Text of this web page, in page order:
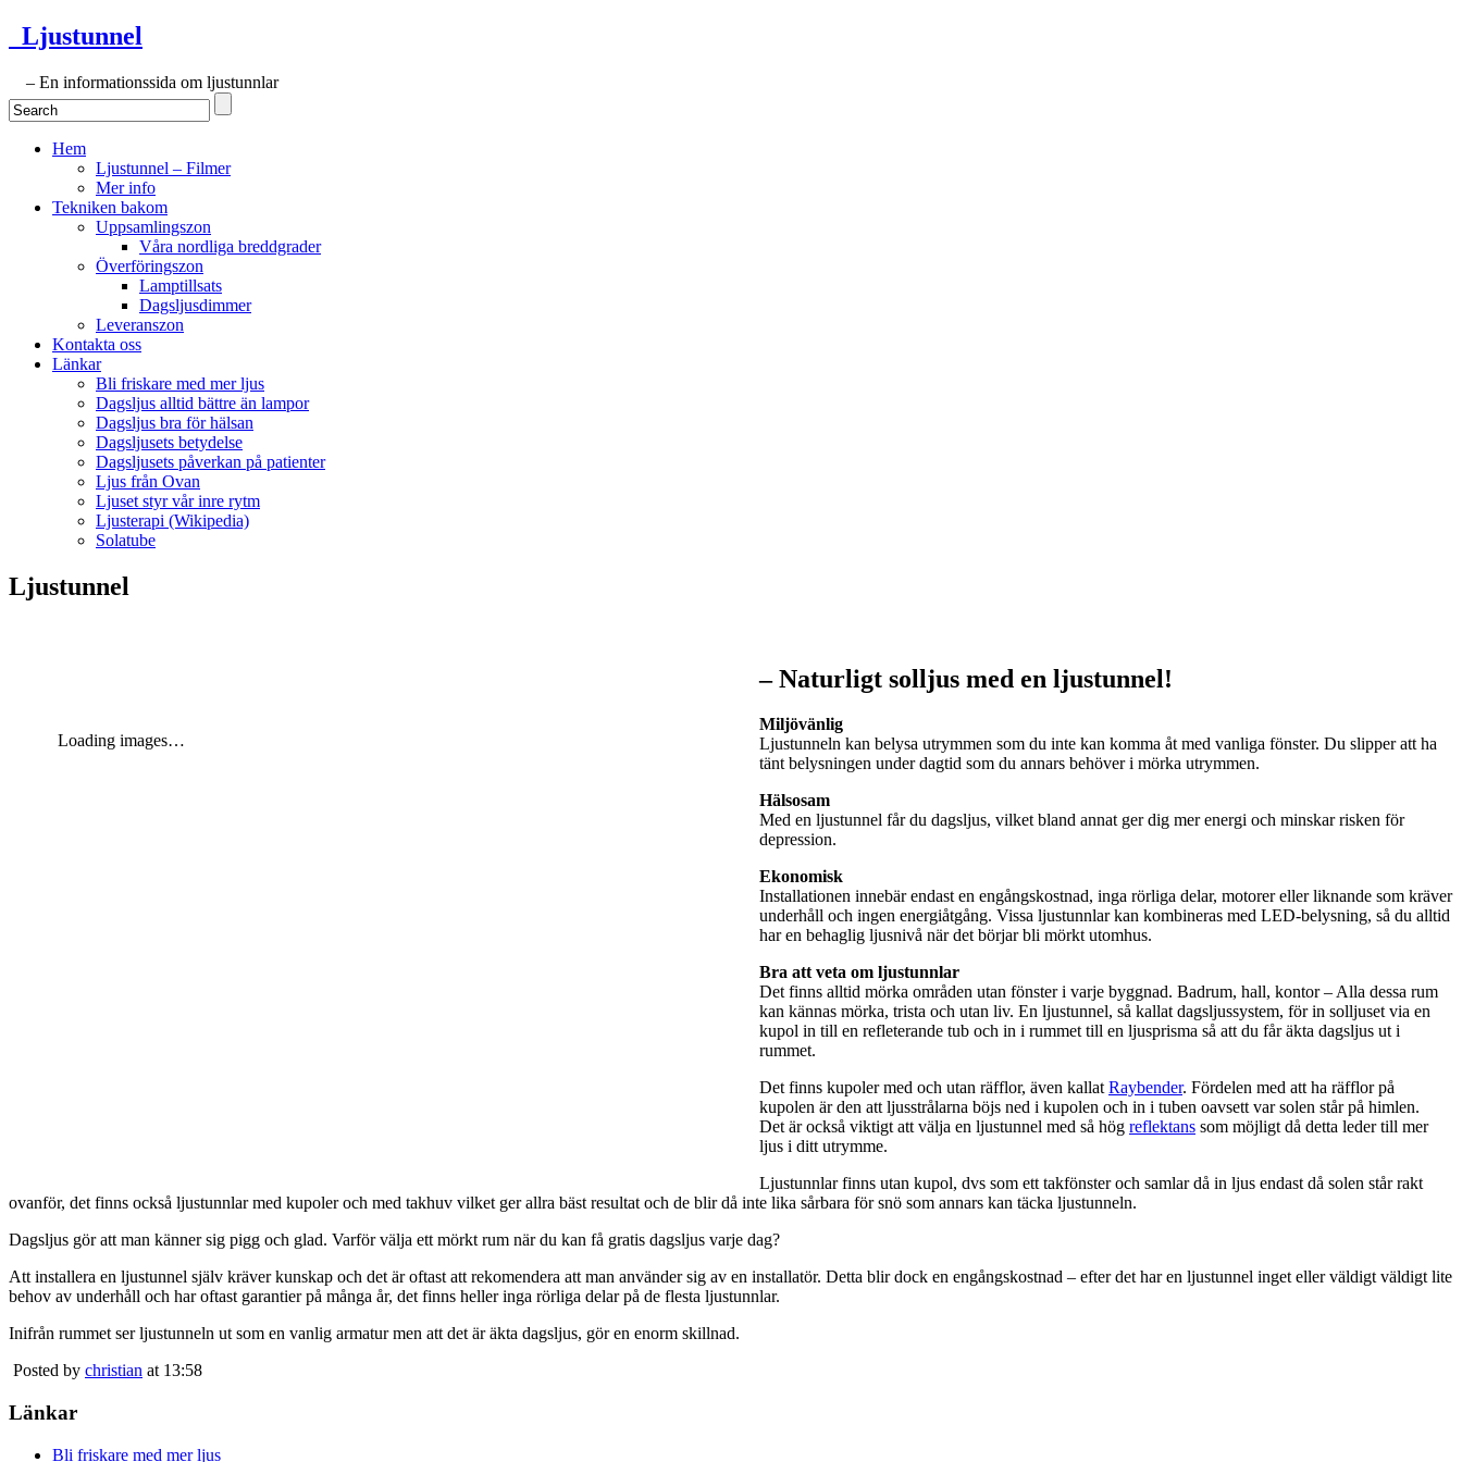
Ljustunnel
– En informationssida om ljustunnlar
Hem
Ljustunnel – Filmer
Mer info
Tekniken bakom
Uppsamlingszon
Våra nordliga breddgrader
Överföringszon
Lamptillsats
Dagsljusdimmer
Leveranszon
Kontakta oss
Länkar
Bli friskare med mer ljus
Dagsljus alltid bättre än lampor
Dagsljus bra för hälsan
Dagsljusets betydelse
Dagsljusets påverkan på patienter
Ljus från Ovan
Ljuset styr vår inre rytm
Ljusterapi (Wikipedia)
Solatube
Ljustunnel
Loading images…
– Naturligt solljus med en ljustunnel!
Miljövänlig
Ljustunneln kan belysa utrymmen som du inte kan komma åt med vanliga fönster. Du slipper att ha
tänt belysningen under dagtid som du annars behöver i mörka utrymmen.
Hälsosam
Med en ljustunnel får du dagsljus, vilket bland annat ger dig mer energi och minskar risken för
depression.
Ekonomisk
Installationen innebär endast en engångskostnad, inga rörliga delar, motorer eller liknande som kräver
underhåll och ingen energiåtgång. Vissa ljustunnlar kan kombineras med LED-belysning, så du alltid
har en behaglig ljusnivå när det börjar bli mörkt utomhus.
Bra att veta om ljustunnlar
Det finns alltid mörka områden utan fönster i varje byggnad. Badrum, hall, kontor – Alla dessa rum
kan kännas mörka, trista och utan liv. En ljustunnel, så kallat dagsljussystem, för in solljuset via en
kupol in till en refleterande tub och in i rummet till en ljusprisma så att du får äkta dagsljus ut i
rummet.
Det finns kupoler med och utan räfflor, även kallatRaybender. Fördelen med att ha räfflor på
kupolen är den att ljusstrålarna böjs ned i kupolen och in i tuben oavsett var solen står på himlen.
Det är också viktigt att välja en ljustunnel med så hög reflektans som möjligt då detta leder till mer
ljus i ditt utrymme.
Ljustunnlar finns utan kupol, dvs som ett takfönster och samlar då in ljus endast då solen står rakt
ovanför, det finns också ljustunnlar med kupoler och med takhuv vilket ger allra bäst resultat och de blir då inte lika sårbara för snö som annars kan täcka ljustunneln.
Dagsljus gör att man känner sig pigg och glad. Varför välja ett mörkt rum när du kan få gratis dagsljus varje dag?
Att installera en ljustunnel själv kräver kunskap och det är oftast att rekomendera att man använder sig av en installatör. Detta blir dock en engångskostnad – efter det har en ljustunnel inget eller väldigt väldigt lite
behov av underhåll och har oftast garantier på många år, det finns heller inga rörliga delar på de flesta ljustunnlar.
Inifrån rummet ser ljustunneln ut som en vanlig armatur men att det är äkta dagsljus, gör en enorm skillnad.
Posted by christian at 13:58
Länkar
Bli friskare med mer ljus